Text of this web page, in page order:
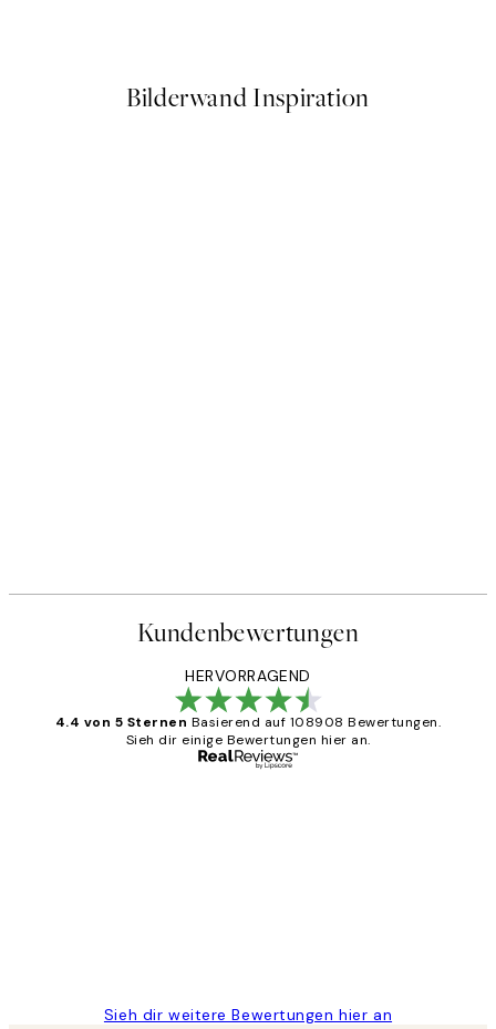
Bilderwand Inspiration
Kundenbewertungen
HERVORRAGEND
4.4 von 5 Sternen Basierend auf 108908 Bewertungen.
Sieh dir einige Bewertungen hier an.
Sieh dir weitere Bewertungen hier an